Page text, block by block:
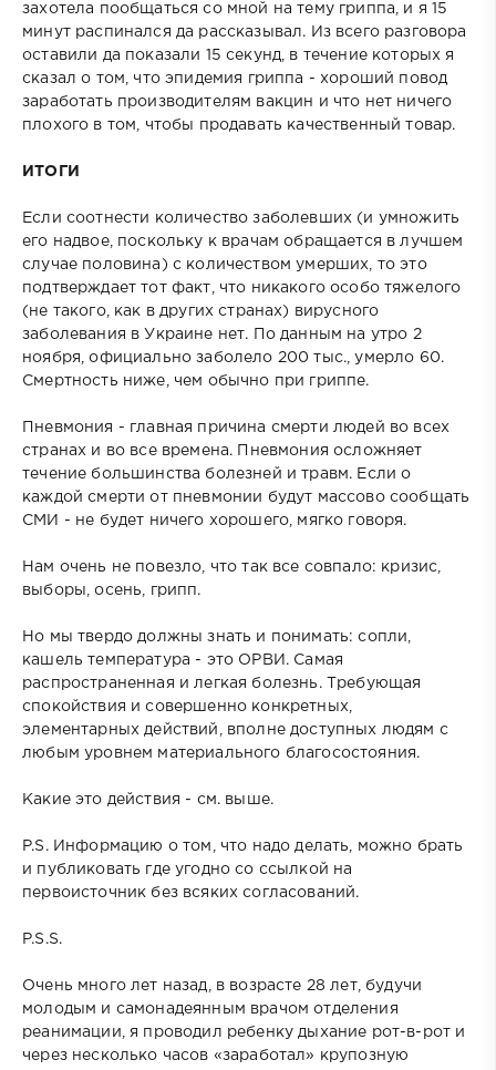
захотела пообщаться со мной на тему гриппа, и я 15
минут распинался да рассказывал. Из всего разговора
оставили да показали 15 секунд, в течение которых я
сказал о том, что эпидемия гриппа - хороший повод
заработать производителям вакцин и что нет ничего
плохого в том, чтобы продавать качественный товар.
ИТОГИ
Если соотнести количество заболевших (и умножить
его надвое, поскольку к врачам обращается в лучшем
случае половина) с количеством умерших, то это
подтверждает тот факт, что никакого особо тяжелого
(не такого, как в других странах) вирусного
заболевания в Украине нет. По данным на утро 2
ноября, официально заболело 200 тыс., умерло 60.
Смертность ниже, чем обычно при гриппе.
Пневмония - главная причина смерти людей во всех
странах и во все времена. Пневмония осложняет
течение большинства болезней и травм. Если о
каждой смерти от пневмонии будут массово сообщать
СМИ - не будет ничего хорошего, мягко говоря.
Нам очень не повезло, что так все совпало: кризис,
выборы, осень, грипп.
Но мы твердо должны знать и понимать: сопли,
кашель температура - это ОРВИ. Самая
распространенная и легкая болезнь. Требующая
спокойствия и совершенно конкретных,
элементарных действий, вполне доступных людям с
любым уровнем материального благосостояния.
Какие это действия - см. выше.
P.S. Информацию о том, что надо делать, можно брать
и публиковать где угодно со ссылкой на
первоисточник без всяких согласований.
P.S.S.
Очень много лет назад, в возрасте 28 лет, будучи
молодым и самонадеянным врачом отделения
реанимации, я проводил ребенку дыхание рот-в-рот и
через несколько часов «заработал» крупозную